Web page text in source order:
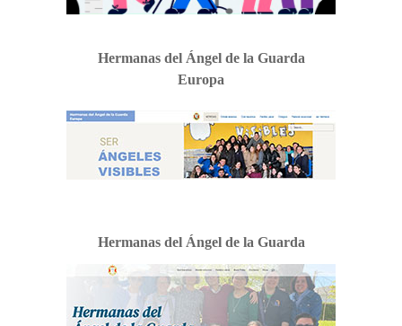
Hermanas del Ángel de la Guarda
Europa
Hermanas del Ángel de la Guarda